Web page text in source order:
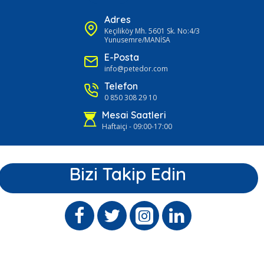
Adres
Keçiliköy Mh. 5601 Sk. No:4/3
Yunusemre/MANİSA
E-Posta
info@petedor.com
Telefon
0 850 308 29 10
Mesai Saatleri
Haftaiçi - 09:00-17:00
Bizi Takip Edin